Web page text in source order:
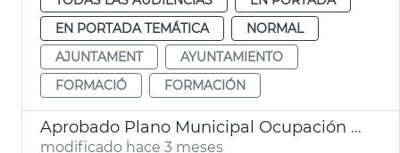
EN PORTADA TEMÁTICA
NORMAL
AJUNTAMENT
AYUNTAMIENTO
FORMACIÓ
FORMACIÓN
Aprobado Plano Municipal Ocupación València con 219 contratos
modificado hace 3 meses